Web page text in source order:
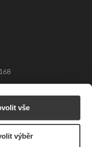
vše
výběr
377 432 311